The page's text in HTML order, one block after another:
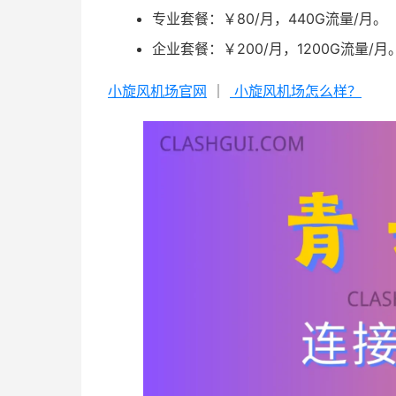
专业套餐：￥80/月，440G流量/月。
企业套餐：￥200/月，1200G流量/月
小旋风机场官网 小旋风机场怎么样？